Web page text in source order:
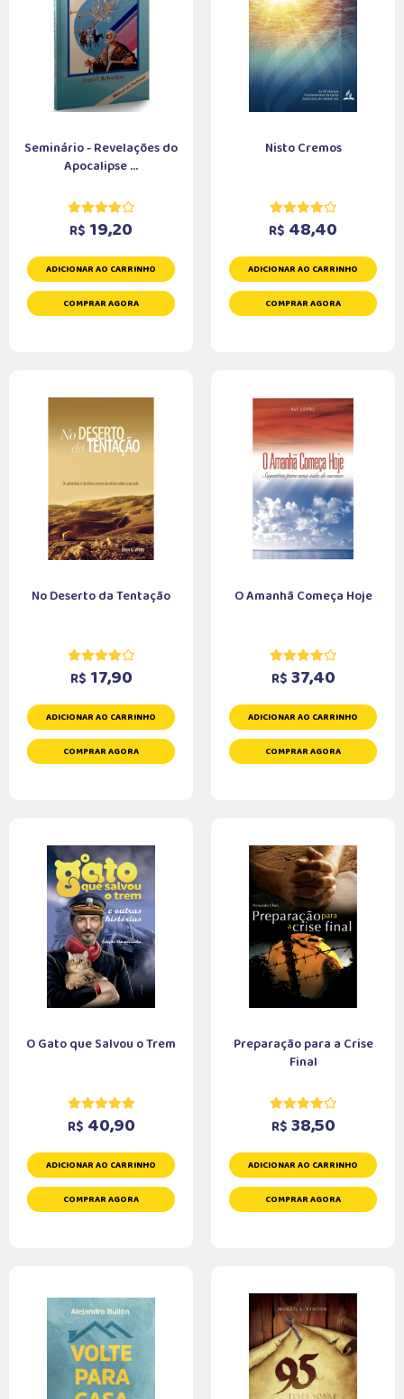
Seminário - Revelações do
Apocalipse ...
R$ 19,20
ADICIONAR AO CARRINHO
COMPRAR AGORA
Nisto Cremos
R$ 48,40
ADICIONAR AO CARRINHO
COMPRAR AGORA
No Deserto da Tentação
R$ 17,90
ADICIONAR AO CARRINHO
COMPRAR AGORA
O Amanhã Começa Hoje
R$ 37,40
ADICIONAR AO CARRINHO
COMPRAR AGORA
O Gato que Salvou o Trem
R$ 40,90
ADICIONAR AO CARRINHO
COMPRAR AGORA
Preparação para a Crise
Final
R$ 38,50
ADICIONAR AO CARRINHO
COMPRAR AGORA